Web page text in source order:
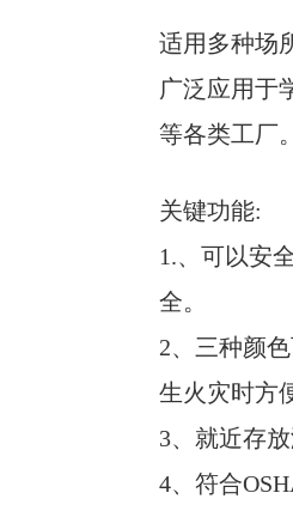
适用多种场
广泛应用于
等各类工厂
关键功能:
1.、可以安
全。
2、三种颜
生火灾时方
3、就近存
4、符合